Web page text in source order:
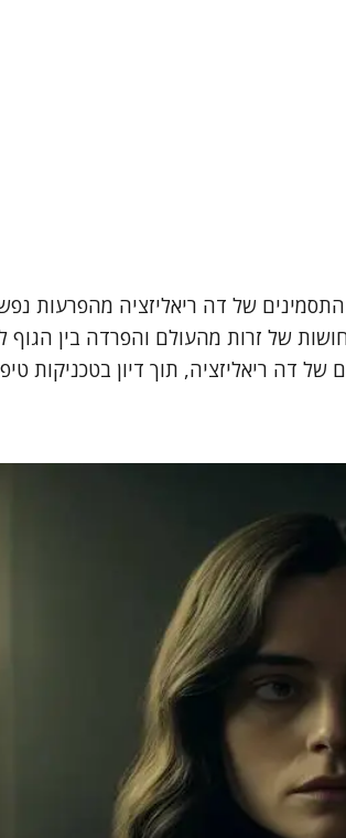
של דה ריאליזציה מהפרעות
של זרות מהעולם והפרדה בין הגוף
דה ריאליזציה, תוך דיון בטכניקות